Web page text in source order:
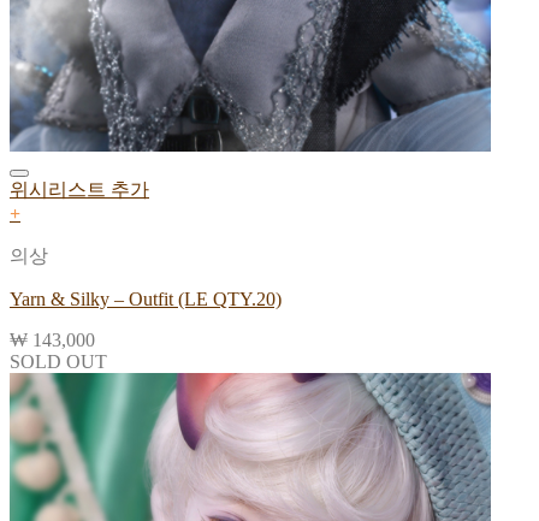
위시리스트 추가
+
의상
Yarn & Silky – Outfit (LE QTY.20)
₩ 143,000
SOLD OUT